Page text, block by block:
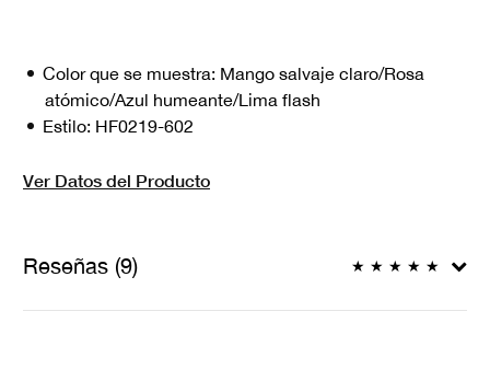
Color que se muestra: Mango salvaje claro/Rosa
atómico/Azul humeante/Lima flash
Estilo: HF0219-602
Ver Datos del Producto
Reseñas (9) ★ ★ ★ ★ ★